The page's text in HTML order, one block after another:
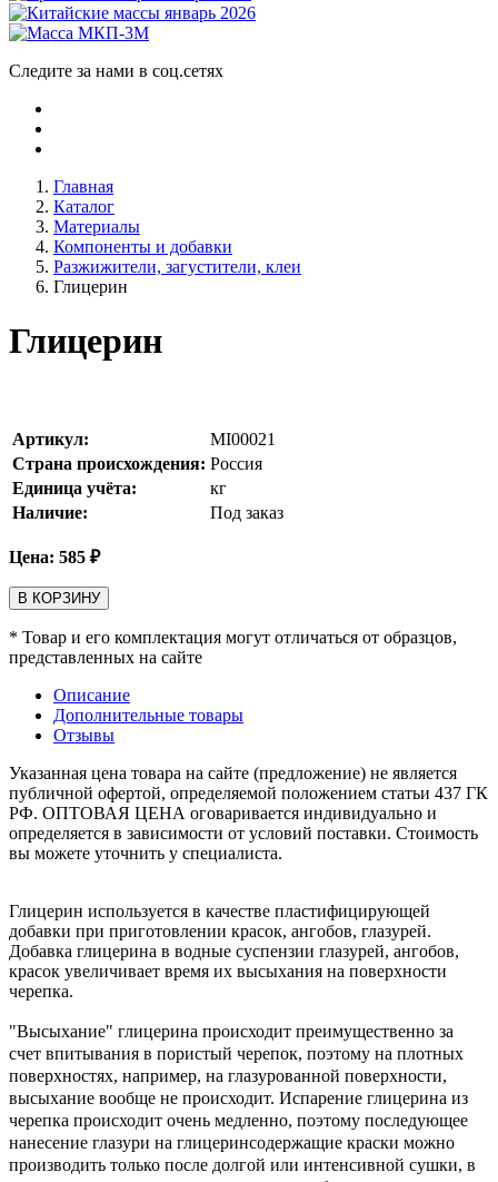
Следите за нами в соц.сетях
Главная
Каталог
Материалы
Компоненты и добавки
Разжижители, загустители, клеи
Глицерин
Глицерин
Артикул:
MI00021
Страна происхождения: Россия
Единица учёта:
кг
Наличие:
Под заказ
Цена: 585 ₽
В КОРЗИНУ
* Товар и его комплектация могут отличаться от образцов,
представленных на сайте
Описание
Дополнительные товары
Отзывы
Указанная цена товара на сайте (предложение) не является
публичной офертой, определяемой положением статьи 437 ГК
РФ. ОПТОВАЯ ЦЕНА оговаривается индивидуально и
определяется в зависимости от условий поставки. Стоимость
вы можете уточнить у специалиста.
Глицерин используется в качестве пластифицирующей
добавки при приготовлении красок, ангобов, глазурей.
Добавка глицерина в водные суспензии глазурей, ангобов,
красок увеличивает время их высыхания на поверхности
черепка.
"Высыхание" глицерина происходит преимущественно за
счет впитывания в пористый черепок, поэтому на плотных
поверхностях, например, на глазурованной поверхности,
высыхание вообще не происходит. Испарение глицерина из
черепка происходит очень медленно, поэтому последующее
нанесение глазури на глицеринсодержащие краски можно
производить только после долгой или интенсивной сушки, в